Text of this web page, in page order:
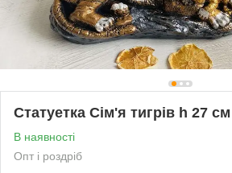
Статуетка Сім'я тигрів h 27 см
В наявності
Опт і роздріб